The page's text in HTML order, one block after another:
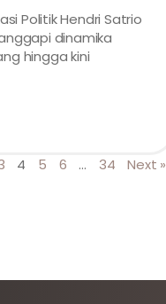
Politik Hendri Satrio
dinamika
hingga kini
4 5 6 … 34 Next »